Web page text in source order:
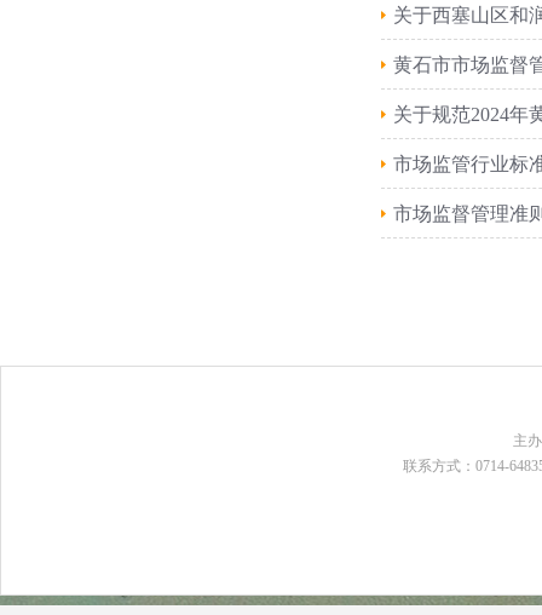
关于西塞山区和
黄石市市场监督
关于规范2024年
市场监管行业标
市场监督管理准
主
联系方式：0714-